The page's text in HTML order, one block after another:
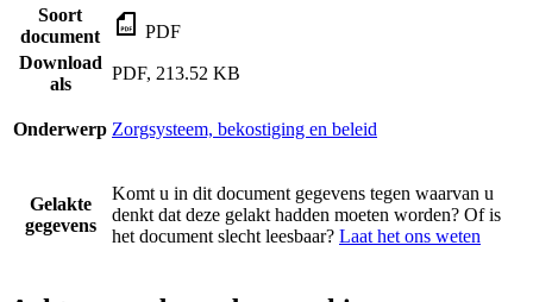
Soort
document
PDF
Download
als
PDF, 213.52 KB
Onderwerp Zorgsysteem, bekostiging en beleid
Gelakte
gegevens
Komt u in dit document gegevens tegen waarvan u
denkt dat deze gelakt hadden moeten worden? Of is
het document slecht leesbaar? Laat het ons weten